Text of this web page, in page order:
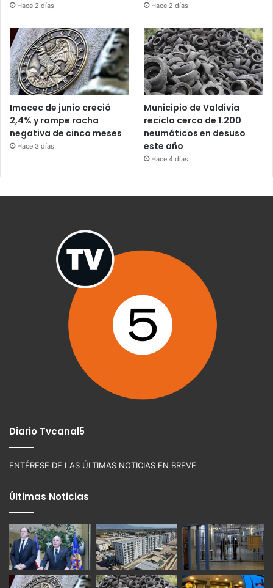
Hace 2 días Hace 2 días
Imacec de junio creció
2,4% y rompe racha
negativa de cinco meses
Hace 3 días
Municipio de Valdivia
recicla cerca de 1.200
neumáticos en desuso
este año
Hace 4 días
Diario Tvcanal5
ENTÉRESE DE LAS ÚLTIMAS NOTICIAS EN BREVE
Últimas Noticias